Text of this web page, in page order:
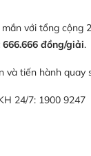
với tổng cộng
đồng/giải.
tiến hành quay
24/7: 1900 9247